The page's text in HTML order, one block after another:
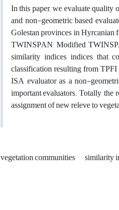
In this paper, we evaluate
and non-geometric based
Golestan provinces in Hyrcanian
TWINSPAN, Modified
similarity indices indices that
classification resulting from
ISA evaluator as a non-
important evaluators. Totally, the
assignment of new releve to
vegetation communities similarity